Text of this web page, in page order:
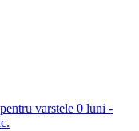
varstele 0 luni -